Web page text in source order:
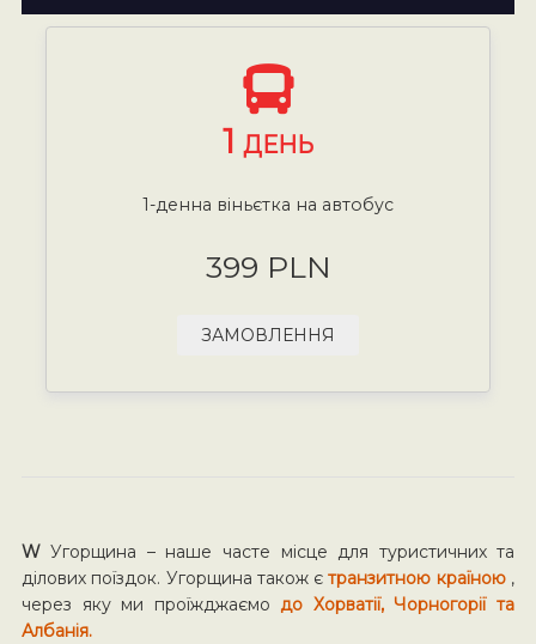
1 ДЕНЬ
1-денна віньєтка на автобус
399 PLN
ЗАМОВЛЕННЯ
WУгорщина – наше часте місце для туристичних та
ділових поїздок. Угорщина також єтранзитною країною ,
через яку ми проїжджаємо до Хорватії, Чорногорії та
Албанія.